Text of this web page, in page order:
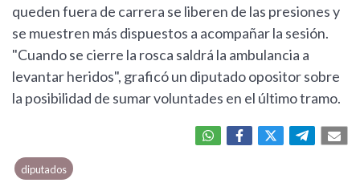
queden fuera de carrera se liberen de las presiones y
se muestren más dispuestos a acompañar la sesión.
"Cuando se cierre la rosca saldrá la ambulancia a
levantar heridos", graficó un diputado opositor sobre
la posibilidad de sumar voluntades en el último tramo.
diputados